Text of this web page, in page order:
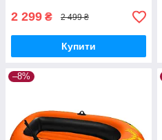
2 299 ₴ 2 499 ₴
Купити
–8%